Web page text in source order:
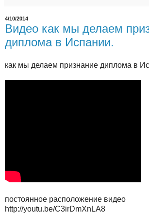
4/10/2014
Видео как мы делаем
диплома в Испании.
как мы делаем признание диплома в
постоянное расположение видео
http://youtu.be/C3irDmXnLA8